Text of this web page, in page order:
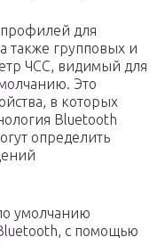
для
также групповых и
ЧСС, видимый для
Это
в которых
Bluetooth
определить
умолчанию
с помощью